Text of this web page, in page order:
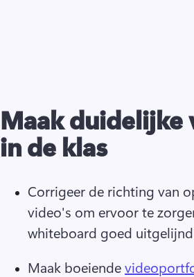
Maak duidelijke
in de klas
Corrigeer de richting van
video's om ervoor te
whiteboard goed
Maak boeiende